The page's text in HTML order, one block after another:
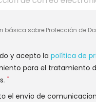
básica sobre Protección de
y acepto la política de
para el tratamiento
*
el envío de